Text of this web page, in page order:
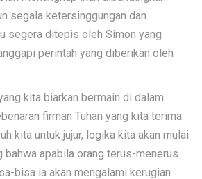
segala ketersinggungan dan
segera ditepis oleh Simon yang
perintah yang diberikan oleh
kita biarkan bermain di dalam
firman Tuhan yang kita terima.
kita untuk jujur, logika kita akan mulai
bahwa apabila orang terus-menerus
bisa ia akan mengalami kerugian